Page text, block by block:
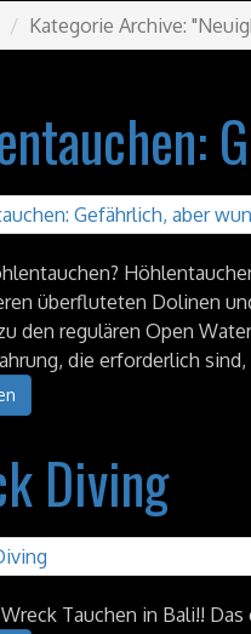
Kategorie Archive:
überfluteten Dolinen
den regulären Open
die erforderlich
Diving
Tauchen in Bali!!